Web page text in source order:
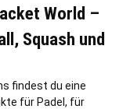
World –
Squash und
findest du eine
für Padel, für